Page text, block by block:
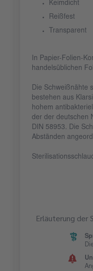
Keimdicht
Reißfest
Transparent
In Papier-Folien-
handelsüblichen
Die Schweißnähte
bestehen aus
hohem
der der deutschen
DIN 58953. Die
Abständen
Erläuterung der